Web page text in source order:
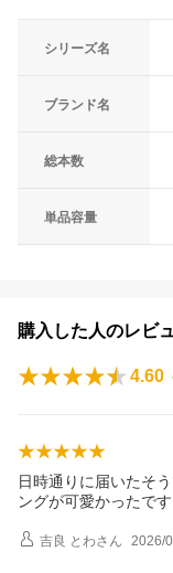
シリーズ名
ブランド名
総本数
単品容量
購入した人のレビ
4.60
日時通りに届いたそ
ングが可愛かったです
吉良 とわさん 2026/